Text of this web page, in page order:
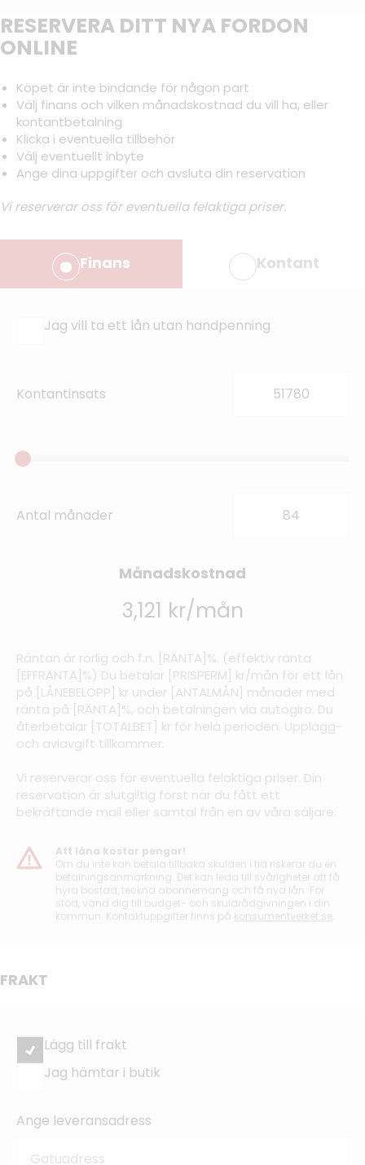
RESERVERA DITT NYA FORDON
ONLINE
Köpet är inte bindande för någon part
Välj finans och vilken månadskostnad du vill ha, eller
kontantbetalning
Klicka i eventuella tillbehör
Välj eventuellt inbyte
Ange dina uppgifter och avsluta din reservation
Vi reserverar oss för eventuella felaktiga priser.
Finans Kontant
Jag vill ta ett lån utan handpenning
Kontantinsats
Antal månader
Månadskostnad
3,121 kr/mån
Räntan är rörlig och f.n. [RÄNTA]%. (effektiv ränta
[EFFRÄNTA]%) Du betalar [PRISPERM] kr/mån för ett lån
på [LÅNEBELOPP] kr under [ANTALMÅN] månader med
ränta på [RÄNTA]%, och betalningen via autogiro. Du
återbetalar [TOTALBET] kr för hela perioden. Upplägg-
och aviavgift tillkommer.
Vi reserverar oss för eventuella felaktiga priser. Din
reservation är slutgiltig först när du fått ett
bekräftande mail eller samtal från en av våra säljare.
Att låna kostar pengar!
Om du inte kan betala tillbaka skulden i tid riskerar du en
betalningsanmärkning. Det kan leda till svårigheter att få
hyra bostad, teckna abonnemang och få nya lån. För
stöd, vänd dig till budget- och skuldrådgivningen i din
kommun. Kontaktuppgifter finns på konsumentverket.se
FRAKT
Lägg till frakt
Jag hämtar i butik
Ange leveransadress